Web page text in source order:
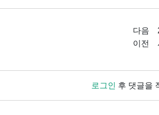
다음
이전
로그인 후 댓글을